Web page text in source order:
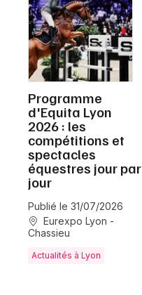
Programme
d'Equita Lyon
2026 : les
compétitions et
spectacles
équestres jour par
jour
Publié le 31/07/2026
Eurexpo Lyon -
Chassieu
Actualités à Lyon